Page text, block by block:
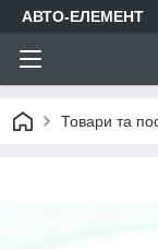
АВТО-ЕЛЕМЕНТ
Товари та